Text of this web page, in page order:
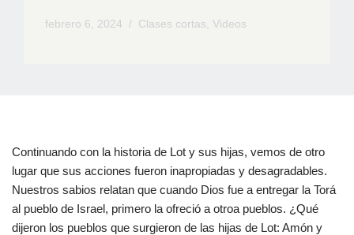
febrero 6, 2024 Clases cortas, Videos
Continuando con la historia de Lot y sus hijas, vemos de otro
lugar que sus acciones fueron inapropiadas y desagradables.
Nuestros sabios relatan que cuando Dios fue a entregar la Torá
al pueblo de Israel, primero la ofreció a otroa pueblos. ¿Qué
dijeron los pueblos que surgieron de las hijas de Lot: Amón y